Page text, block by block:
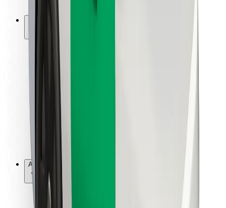
Stazioni di ricarica
Per i conducenti
Per corrieri
Bolt Food
Per ristoranti
Bolt per le aziende
Altro
Fornitori